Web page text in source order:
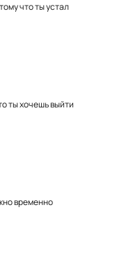
что ты устал
ты хочешь выйти
временно